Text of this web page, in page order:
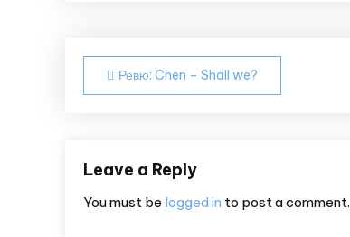
Post
Ревю: Chen – Shall we?
Leave a Reply
You must be logged in to post a comment.